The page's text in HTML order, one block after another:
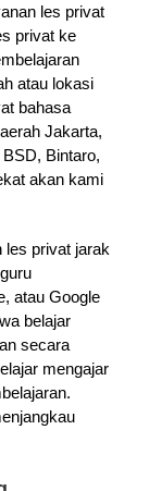
les privat
privat ke
atau lokasi
bahasa
Jakarta,
Bintaro,
akan kami
les privat jarak
atau Google
belajar
secara
mengajar